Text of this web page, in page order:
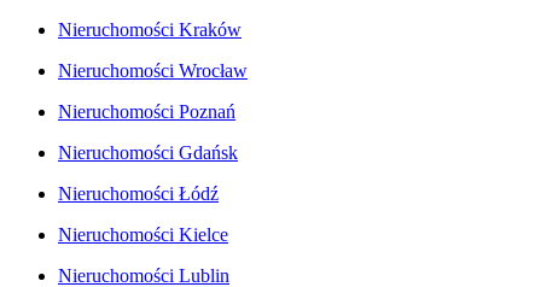
Nieruchomości Kraków
Nieruchomości Wrocław
Nieruchomości Poznań
Nieruchomości Gdańsk
Nieruchomości Łódź
Nieruchomości Kielce
Nieruchomości Lublin